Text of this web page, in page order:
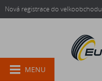
Nová registrace do velkoobchodu
MENU